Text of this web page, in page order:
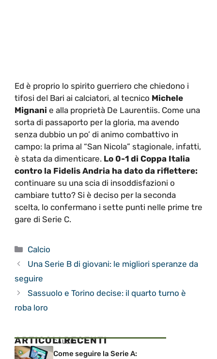
Ed è proprio lo spirito guerriero che chiedono i
tifosi del Bari ai calciatori, al tecnico Michele
Mignani e alla proprietà De Laurentiis. Come una
sorta di passaporto per la gloria, ma avendo
senza dubbio un po’ di animo combattivo in
campo: la prima al “San Nicola” stagionale, infatti,
è stata da dimenticare. Lo 0-1 di Coppa Italia
contro la Fidelis Andria ha dato da riflettere:
continuare su una scia di insoddisfazioni o
cambiare tutto? Si è deciso per la seconda
scelta, lo confermano i sette punti nelle prime tre
gare di Serie C.
Categorie
Calcio
Una Serie B di giovani: le migliori speranze da
seguire
Sassuolo e Torino decise: il quarto turno è
roba loro
ARTICOLI RECENTI
CALCIO
Come seguire la Serie A: